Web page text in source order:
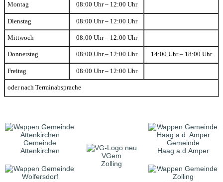
Montag 08:00 Uhr – 12:00 Uhr
Dienstag 08:00 Uhr – 12:00 Uhr
Mittwoch 08:00 Uhr – 12:00 Uhr
Donnerstag 08:00 Uhr – 12:00 Uhr 14:00 Uhr – 18:00 Uhr
Freitag 08:00 Uhr – 12:00 Uhr
oder nach Terminabsprache
Gemeinde
Attenkirchen
VGem
Zolling
Gemeinde
Haag a.d.Amper